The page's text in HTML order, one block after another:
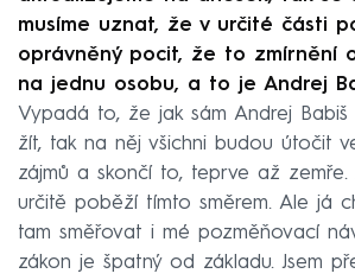
musíme uznat, že v určité části
oprávněný pocit, že to zmírnění
na jednu osobu, a to je Andrej
Vypadá to, že jak sám Andrej
žít, tak na něj všichni budou útočit
zájmů a skončí to, teprve až
určitě poběží tímto směrem. Ale já
tam směřovat i mé pozměňovací
zákon je špatný od základu. Jsem